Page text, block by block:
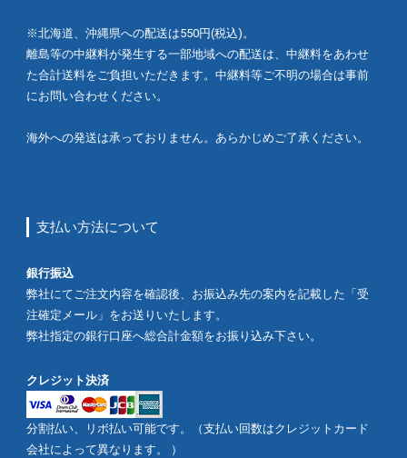
※北海道、沖縄県への配送は550円(税込)。
離島等の中継料が発生する一部地域への配送は、中継料をあわせ
た合計送料をご負担いただきます。中継料等ご不明の場合は事前
にお問い合わせください。
海外への発送は承っておりません。あらかじめご了承ください。
支払い方法について
銀行振込
弊社にてご注文内容を確認後、お振込み先の案内を記載した「受
注確定メール」をお送りいたします。
弊社指定の銀行口座へ総合計金額をお振り込み下さい。
クレジット決済
分割払い、リボ払い可能です。（支払い回数はクレジットカード
会社によって異なります。 ）